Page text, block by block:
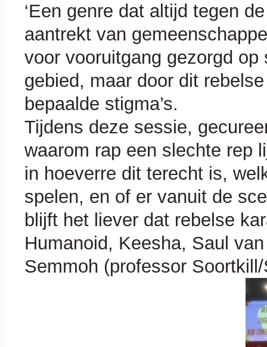
‘Een genre dat altijd tegen
aantrekt van
voor vooruitgang gezorgd
gebied, maar door dit
bepaalde stigma’s.
Tijdens deze sessie,
waarom rap een slechte rep
in hoeverre dit terecht is,
spelen, en of er vanuit de
blijft het liever dat rebelse
Humanoid, Keesha, Saul
Semmoh (professor